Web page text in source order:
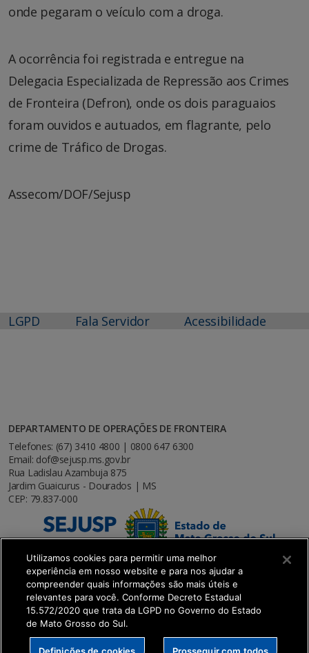
onde pegaram o veículo com a droga.
A ocorrência foi registrada e entregue na
Delegacia Especializada de Repressão aos Crimes
de Fronteira (Defron), onde os dois paraguaios
foram ouvidos e autuados, em flagrante, pelo
crime de Tráfico de Drogas.
Assecom/DOF/Sejusp
LGPD Fala Servidor Acessibilidade
DEPARTAMENTO DE OPERAÇÕES DE FRONTEIRA
Telefones: (67) 3410 4800 | 0800 647 6300
Email: dof@sejusp.ms.gov.br
Rua Ladislau Azambuja 875
Jardim Guaicurus - Dourados | MS
CEP: 79.837-000
SETDIG | Secretaria-Executiva de Transformação
Utilizamos cookies para permitir uma melhor
experiência em nosso website e para nos ajudar a
compreender quais informações são mais úteis e
relevantes para você. Conforme Decreto Estadual
15.572/2020 que trata da LGPD no Governo do Estado
de Mato Grosso do Sul.
Definições de cookies Prosseguir com todos